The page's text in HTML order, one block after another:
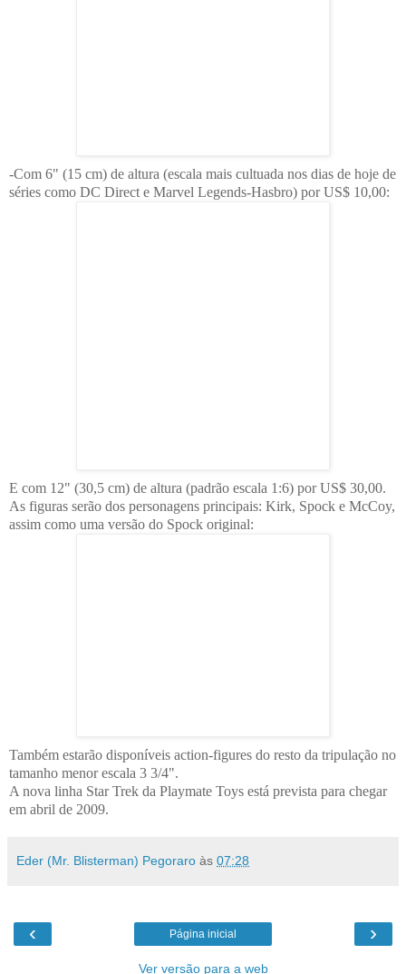
-Com 6" (15 cm) de altura (escala mais cultuada nos dias de hoje de
séries como DC Direct e Marvel Legends-Hasbro) por US$ 10,00:
E com 12" (30,5 cm) de altura (padrão escala 1:6) por US$ 30,00.
As figuras serão dos personagens principais: Kirk, Spock e McCoy,
assim como uma versão do Spock original:
Também estarão disponíveis action-figures do resto da tripulação no
tamanho menor escala 3 3/4".
A nova linha Star Trek da Playmate Toys está prevista para chegar
em abril de 2009.
Eder (Mr. Blisterman) Pegoraro às 07:28
‹ ›
Página inicial
Ver versão para a web